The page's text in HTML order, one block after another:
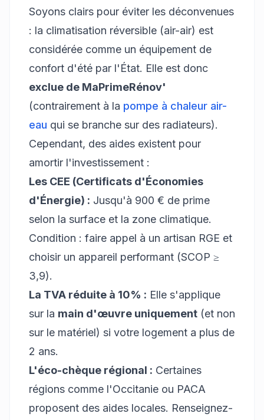
Soyons clairs pour éviter les déconvenues
: la climatisation réversible (air-air) est
considérée comme un équipement de
confort d'été par l'État. Elle est donc
exclue de MaPrimeRénov'
(contrairement à la pompe à chaleur air-
eau qui se branche sur des radiateurs).
Cependant, des aides existent pour
amortir l'investissement :
Les CEE (Certificats d'Économies
d'Énergie) : Jusqu'à 900 € de prime
selon la surface et la zone climatique.
Condition : faire appel à un artisan RGE et
choisir un appareil performant (SCOP ≥
3,9).
La TVA réduite à 10% : Elle s'applique
sur la main d'œuvre uniquement (et non
sur le matériel) si votre logement a plus de
2 ans.
L'éco-chèque régional : Certaines
régions comme l'Occitanie ou PACA
proposent des aides locales. Renseignez-